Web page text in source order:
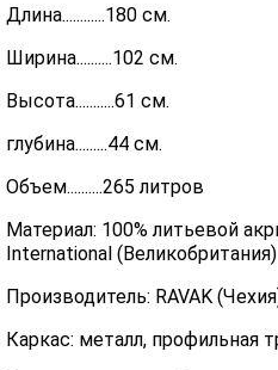
Длина............180 см.
Ширина..........102 см.
Высота...........61 см.
глубина.........44 см.
Объем..........265 литров
Материал: 100% литьевой
International (Великобритания)
Производитель: RAVAK
Каркас: металл, профильная